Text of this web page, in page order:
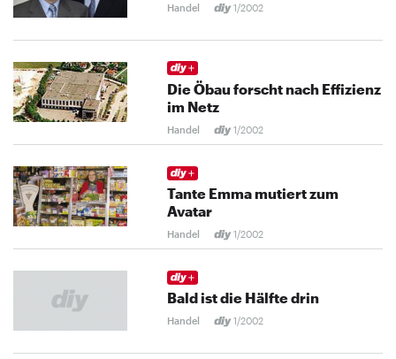
Handel 1/2002
Die Öbau forscht nach Effizienz
im Netz
Handel 1/2002
Tante Emma mutiert zum
Avatar
Handel 1/2002
Bald ist die Hälfte drin
Handel 1/2002